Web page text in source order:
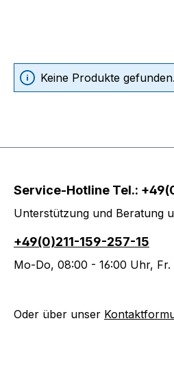
Keine Produkte gefunden.
Service-Hotline Tel.:
Unterstützung und Beratung
+49(0)211-159-257-15
Mo-Do, 08:00 - 16:00 Uhr,
Oder über unser